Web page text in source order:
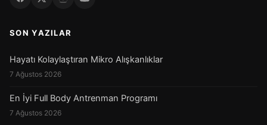
SON YAZILAR
Hayatı Kolaylaştıran Mikro Alışkanlıklar
7 Ağustos 2026
En İyi Full Body Antrenman Programı
7 Ağustos 2026